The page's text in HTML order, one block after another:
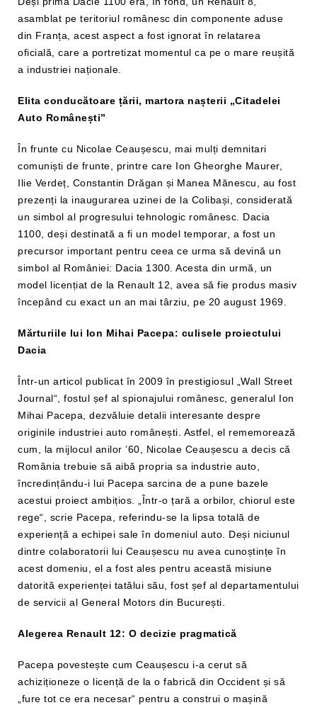
asamblat pe teritoriul românesc din componente aduse
din Franța, acest aspect a fost ignorat în relatarea
oficială, care a portretizat momentul ca pe o mare reușită
a industriei naționale.
Elita conducătoare țării, martora nașterii „Citadelei
Auto Românești”
În frunte cu Nicolae Ceaușescu, mai mulți demnitari
comuniști de frunte, printre care Ion Gheorghe Maurer,
Ilie Verdeț, Constantin Drăgan și Manea Mănescu, au fost
prezenți la inaugurarea uzinei de la Colibași, considerată
un simbol al progresului tehnologic românesc. Dacia
1100, deși destinată a fi un model temporar, a fost un
precursor important pentru ceea ce urma să devină un
simbol al României: Dacia 1300. Acesta din urmă, un
model licențiat de la Renault 12, avea să fie produs masiv
începând cu exact un an mai târziu, pe 20 august 1969.
Mărturiile lui Ion Mihai Pacepa: culisele proiectului
Dacia
Într-un articol publicat în 2009 în prestigiosul „Wall Street
Journal“, fostul șef al spionajului românesc, generalul Ion
Mihai Pacepa, dezvăluie detalii interesante despre
originile industriei auto românești. Astfel, el rememorează
cum, la mijlocul anilor ’60, Nicolae Ceaușescu a decis că
România trebuie să aibă propria sa industrie auto,
încredințându-i lui Pacepa sarcina de a pune bazele
acestui proiect ambițios. „Într-o țară a orbilor, chiorul este
rege“, scrie Pacepa, referindu-se la lipsa totală de
experiență a echipei sale în domeniul auto. Deși niciunul
dintre colaboratorii lui Ceaușescu nu avea cunoștințe în
acest domeniu, el a fost ales pentru această misiune
datorită experienței tatălui său, fost șef al departamentului
de servicii al General Motors din București.
Alegerea Renault 12: O decizie pragmatică
Pacepa povestește cum Ceaușescu i-a cerut să
achiziționeze o licență de la o fabrică din Occident și să
„fure tot ce era necesar“ pentru a construi o mașină